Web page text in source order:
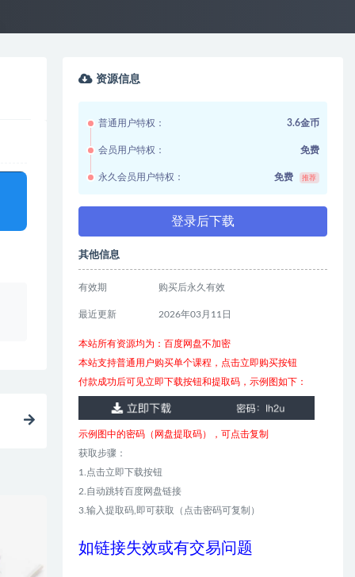
资源信息
普通用户特权： 3.6金币
会员用户特权： 免费
永久会员用户特权： 免费 推荐
登录后下载
其他信息
有效期 购买后永久有效
最近更新 2026年03月11日
本站所有资源均为：百度网盘不加密
本站支持普通用户购买单个课程，点击立即购买按钮
付款成功后可见立即下载按钮和提取码，示例图如下：
示例图中的密码（网盘提取码），可点击复制
获取步骤：
1.点击立即下载按钮
2.自动跳转百度网盘链接
3.输入提取码,即可获取（点击密码可复制）
如链接失效或有交易问题